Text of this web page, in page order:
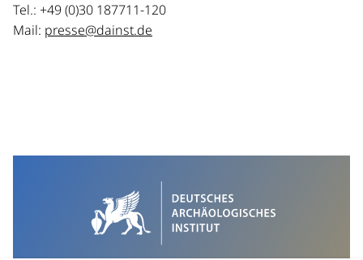
Tel.: +49 (0)30 187711-120
Mail: presse@dainst.de